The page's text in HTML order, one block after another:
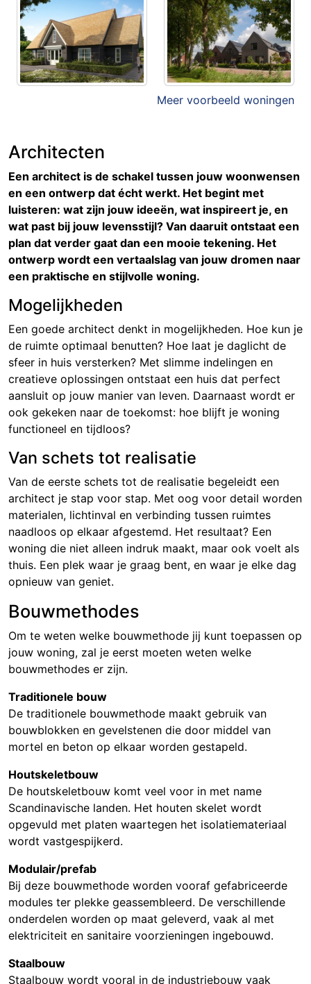
Meer voorbeeld woningen
Architecten
Een architect is de schakel tussen jouw woonwensen
en een ontwerp dat écht werkt. Het begint met
luisteren: wat zijn jouw ideeën, wat inspireert je, en
wat past bij jouw levensstijl? Van daaruit ontstaat een
plan dat verder gaat dan een mooie tekening. Het
ontwerp wordt een vertaalslag van jouw dromen naar
een praktische en stijlvolle woning.
Mogelijkheden
Een goede architect denkt in mogelijkheden. Hoe kun je
de ruimte optimaal benutten? Hoe laat je daglicht de
sfeer in huis versterken? Met slimme indelingen en
creatieve oplossingen ontstaat een huis dat perfect
aansluit op jouw manier van leven. Daarnaast wordt er
ook gekeken naar de toekomst: hoe blijft je woning
functioneel en tijdloos?
Van schets tot realisatie
Van de eerste schets tot de realisatie begeleidt een
architect je stap voor stap. Met oog voor detail worden
materialen, lichtinval en verbinding tussen ruimtes
naadloos op elkaar afgestemd. Het resultaat? Een
woning die niet alleen indruk maakt, maar ook voelt als
thuis. Een plek waar je graag bent, en waar je elke dag
opnieuw van geniet.
Bouwmethodes
Om te weten welke bouwmethode jij kunt toepassen op
jouw woning, zal je eerst moeten weten welke
bouwmethodes er zijn.
Traditionele bouw
De traditionele bouwmethode maakt gebruik van
bouwblokken en gevelstenen die door middel van
mortel en beton op elkaar worden gestapeld.
Houtskeletbouw
De houtskeletbouw komt veel voor in met name
Scandinavische landen. Het houten skelet wordt
opgevuld met platen waartegen het isolatiemateriaal
wordt vastgespijkerd.
Modulair/prefab
Bij deze bouwmethode worden vooraf gefabriceerde
modules ter plekke geassembleerd. De verschillende
onderdelen worden op maat geleverd, vaak al met
elektriciteit en sanitaire voorzieningen ingebouwd.
Staalbouw
Staalbouw wordt vooral in de industriebouw vaak